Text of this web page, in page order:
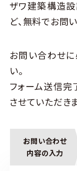
ザワ建築構造
ど、 無料でお問
お問い合わせ
い。
フォーム送信完
させていただき
お問い合わせ
内容の入力